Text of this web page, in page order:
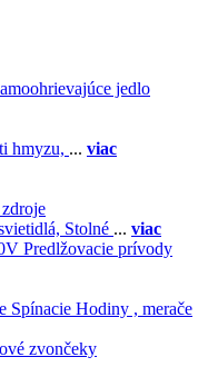
jedlo
hmyzu, ... viac
Stolné ... viac
Predlžovacie prívody
Spínacie Hodiny , merače
zvončeky